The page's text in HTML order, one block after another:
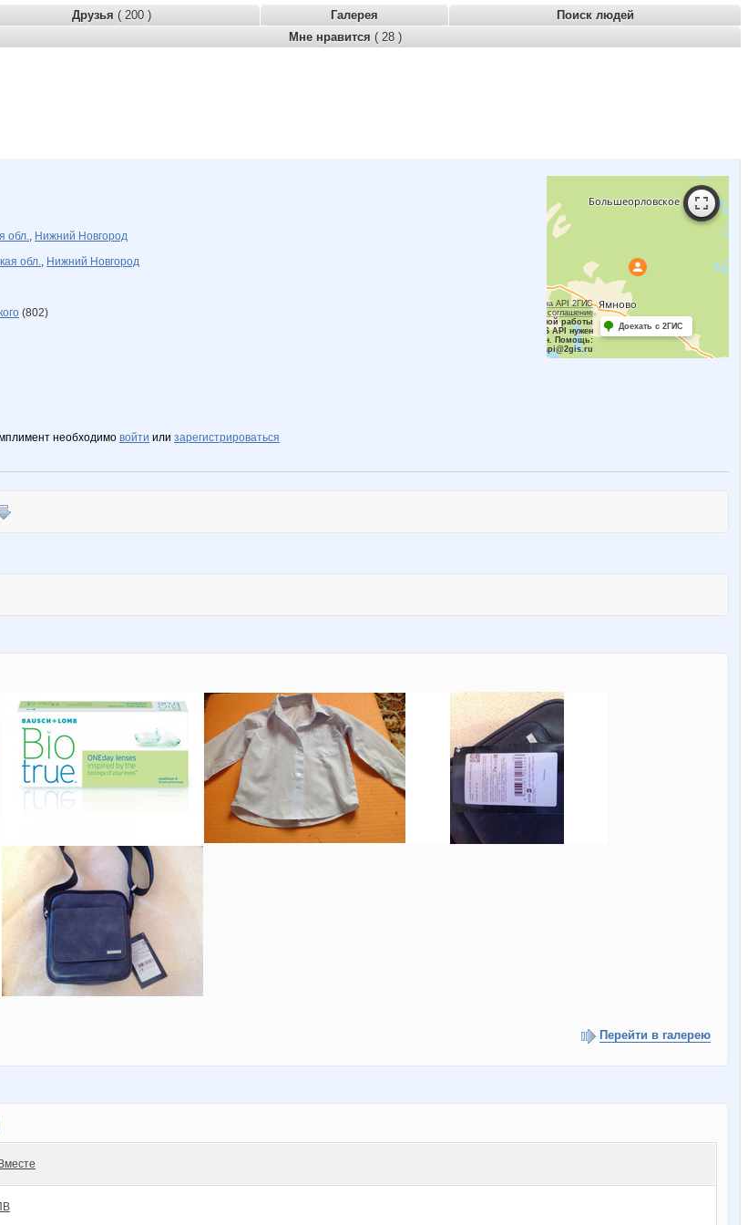
Друзья ( 200 ) Галерея
Поиск людей
Мне нравится ( 28 )
Работает на API 2ГИС
Лицензионное соглашение
Для корректной работы
Raster JS API нужен
ключ. Помощь:
api@2gis.ru
Доехать с 2ГИС
обл., Нижний Новгород
обл., Нижний Новгород
(802)
необходимо войти или зарегистрироваться
Перейти в галерею